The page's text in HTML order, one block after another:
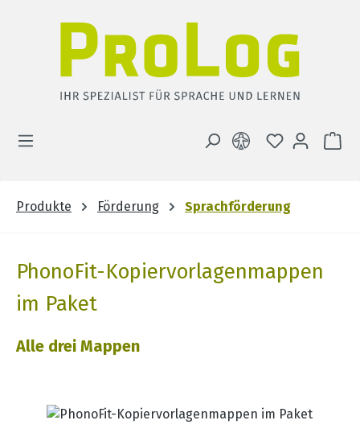
DU HAST 0
Produkte Förderung Sprachförderung
PhonoFit-Kopiervorlagenmappen
im Paket
Alle drei Mappen
Bildergalerie überspringen